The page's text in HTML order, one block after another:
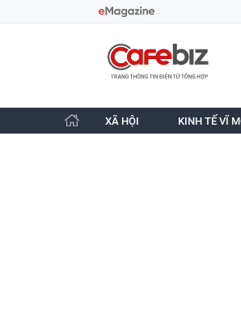
CafeBiz - Trang chủ
XÃ HỘI KINH TẾ VĨ